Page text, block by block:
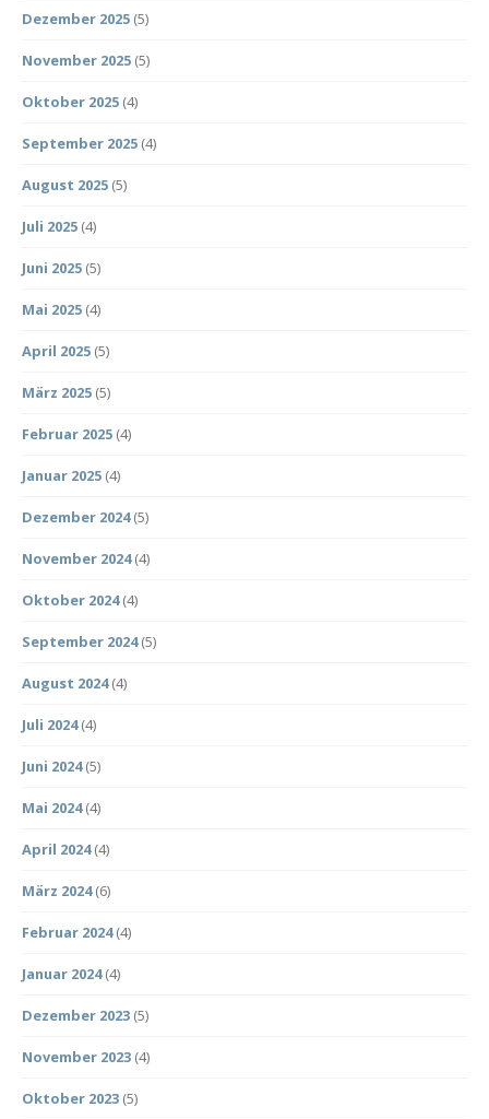
Dezember 2025 (5)
November 2025 (5)
Oktober 2025 (4)
September 2025 (4)
August 2025 (5)
Juli 2025 (4)
Juni 2025 (5)
Mai 2025 (4)
April 2025 (5)
März 2025 (5)
Februar 2025 (4)
Januar 2025 (4)
Dezember 2024(5)
November 2024(4)
Oktober 2024(4)
September 2024(5)
August 2024(4)
Juli 2024(4)
Juni 2024(5)
Mai 2024(4)
April 2024(4)
März 2024(6)
Februar 2024(4)
Januar 2024(4)
Dezember 2023 (5)
November 2023 (4)
Oktober 2023 (5)